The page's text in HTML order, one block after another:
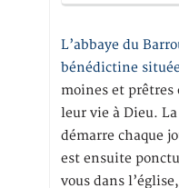
L’abbaye du
bénédictine
moines et prêtres
leur vie à Dieu.
démarre chaque
est ensuite
vous dans